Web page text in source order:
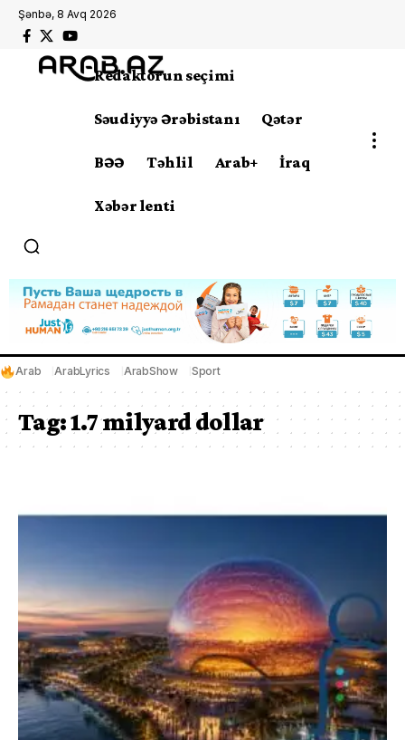
Şənbə, 8 Avq 2026
Redaktorun seçimi
Səudiyyə Ərəbistanı Qətər
BƏƏ Təhlil Arab+ İraq
Xəbər lenti
Arab ArabLyrics ArabShow Sport
Tag:1.7 milyard dollar